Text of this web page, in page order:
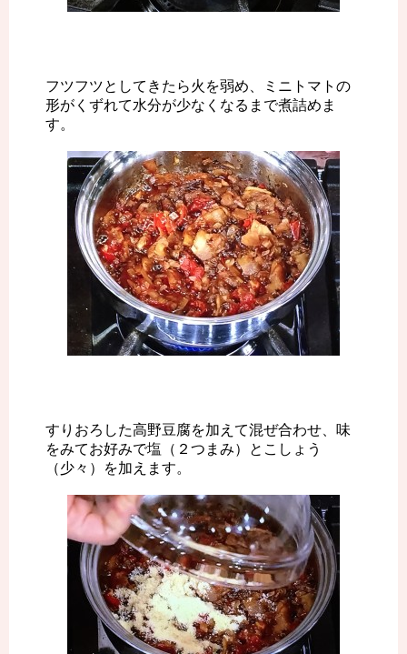
フツフツとしてきたら火を弱め、ミニトマトの
形がくずれて水分が少なくなるまで煮詰めま
す。
すりおろした高野豆腐を加えて混ぜ合わせ、味
をみてお好みで塩（２つまみ）とこしょう
（少々）を加えます。